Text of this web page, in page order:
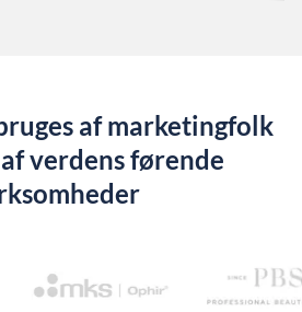
af marketingfolk
verdens førende